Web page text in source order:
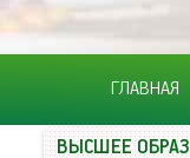
ГЛАВНАЯ
ВЫСШЕЕ